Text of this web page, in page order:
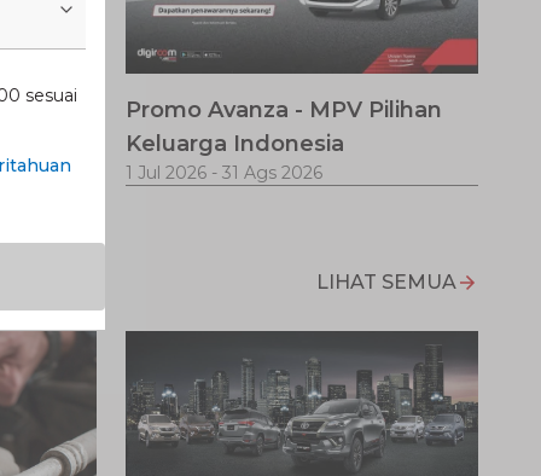
Promo Avanza - MPV Pilihan
Keluarga Indonesia
1 Jul 2026 - 31 Ags 2026
LIHAT SEMUA
sesuai